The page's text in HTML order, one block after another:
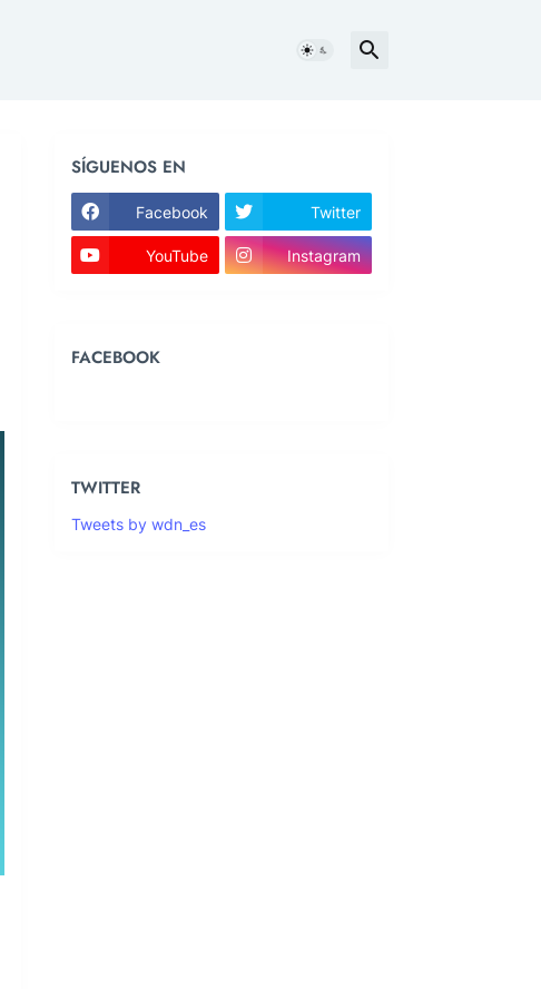
SÍGUENOS EN
Facebook Twitter
YouTube Instagram
FACEBOOK
TWITTER
Tweets by wdn_es